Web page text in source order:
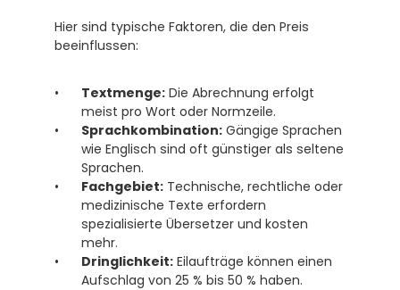
Hier sind typische Faktoren, die den Preis
beeinflussen:
Textmenge: Die Abrechnung erfolgt
meist pro Wort oder Normzeile.
Sprachkombination: Gängige Sprachen
wie Englisch sind oft günstiger als seltene
Sprachen.
Fachgebiet: Technische, rechtliche oder
medizinische Texte erfordern
spezialisierte Übersetzer und kosten
mehr.
Dringlichkeit: Eilaufträge können einen
Aufschlag von 25 % bis 50 % haben.